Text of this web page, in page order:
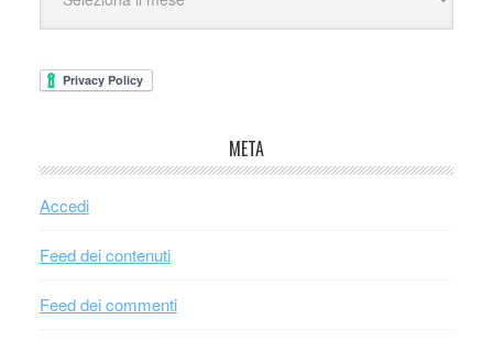
META
Accedi
Feed dei contenuti
Feed dei commenti